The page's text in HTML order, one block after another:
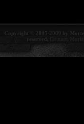
Copyright © 2005-2009 by
reserved. Contact: